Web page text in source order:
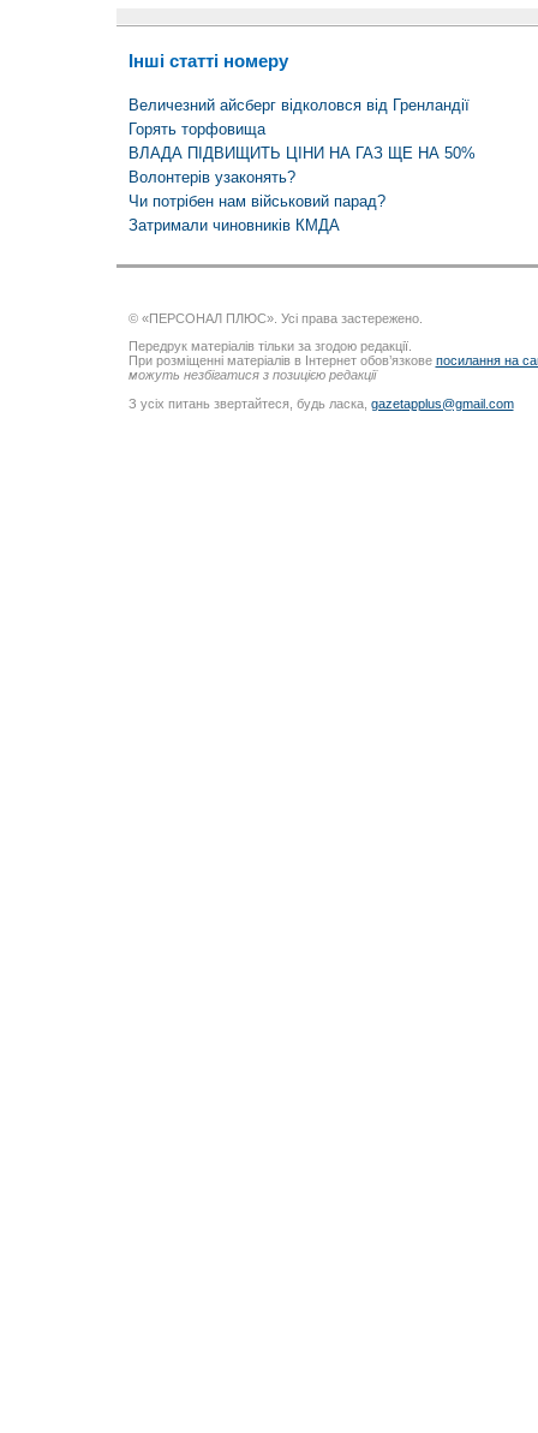
Інші статті номеру
Величезний айсберг відколовся від Гренландії
Горять торфовища
ВЛАДА ПІДВИЩИТЬ ЦІНИ НА ГАЗ ЩЕ НА 50%
Волонтерів узаконять?
Чи потрібен нам військовий парад?
Затримали чиновників КМДА
© «ПЕРСОНАЛ ПЛЮС». Усі права застережено.
Передрук матеріалів тільки за згодою редакції.
При розміщенні матеріалів в Інтернет обов’язкове посилання на
можуть незбігатися з позицією редакції
З усіх питань звертайтеся, будь ласка, gazetapplus@gmail.com